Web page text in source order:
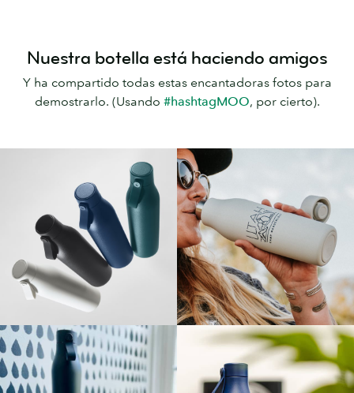
Nuestra botella está haciendo amigos
Y ha compartido todas estas encantadoras fotos para
demostrarlo. (Usando #hashtagMOO, por cierto).